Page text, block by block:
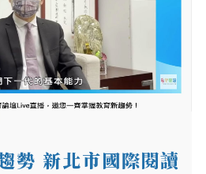
勢 新北市國際閱讀